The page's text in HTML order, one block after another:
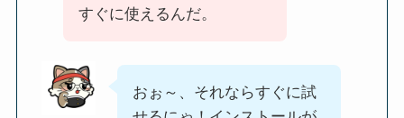
すぐに使えるんだ。
おぉ～、それならすぐに試